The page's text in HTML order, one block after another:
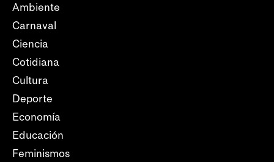
Ambiente
Carnaval
Ciencia
Cotidiana
Cultura
Deporte
Economía
Educación
Feminismos